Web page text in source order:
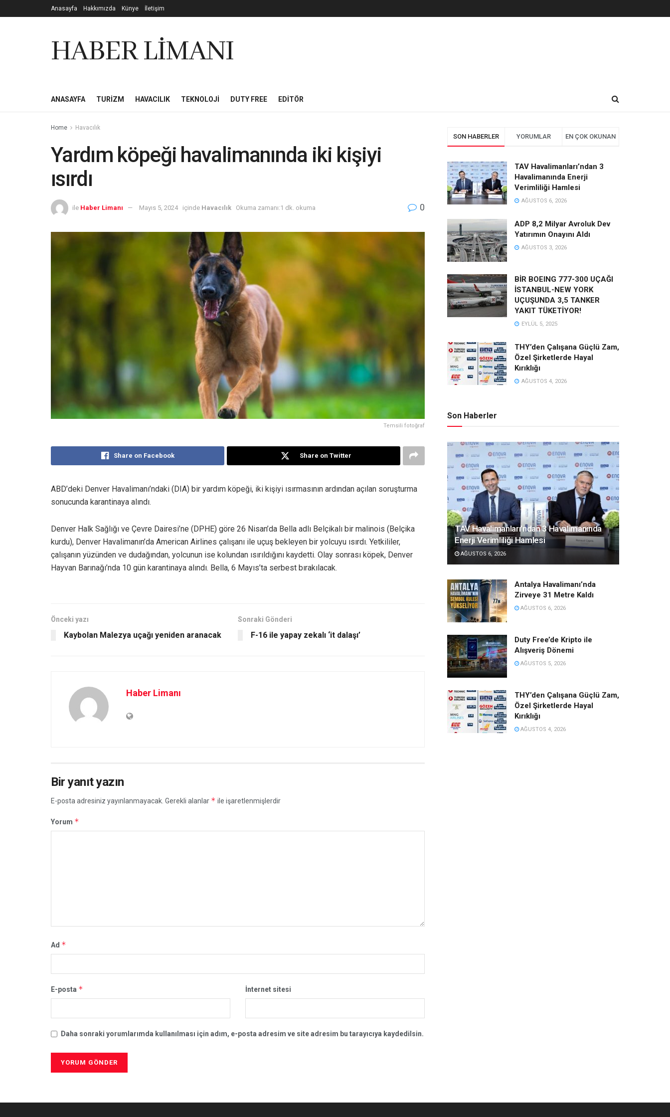
Anasayfa Hakkımızda Künye İletişim
HABER LİMANI
ANASAYFA TURIZM HAVACILIK TEKNOLOJI DUTY FREE EDITÖR
Home Havacılık
Yardım köpeği havalimanında iki kişiyi
ısırdı
ile Haber Limanı Mayıs 5, 2024 içinde Havacılık Okuma zamanı:1 dk. okuma 0
Temsili fotoğraf
Share on Facebook Share on Twitter
ABD’deki Denver Havalimanı’ndaki (DIA) bir yardım köpeği, iki kişiyi ısırmasının ardından açılan soruşturma
sonucunda karantinaya alındı.
Denver Halk Sağlığı ve Çevre Dairesi’ne (DPHE) göre 26 Nisan’da Bella adlı Belçikalı bir malinois (Belçika
kurdu), Denver Havalimanın’da American Airlines çalışanı ile uçuş bekleyen bir yolcuyu ısırdı. Yetkililer,
çalışanın yüzünden ve dudağından, yolcunun ise kolundan ısırıldığını kaydetti. Olay sonrası köpek, Denver
Hayvan Barınağı’nda 10 gün karantinaya alındı. Bella, 6 Mayıs’ta serbest bırakılacak.
Önceki yazı
Kaybolan Malezya uçağı yeniden aranacak
Sonraki Gönderi
F-16 ile yapay zekalı ‘it dalaşı’
Haber Limanı
Bir yanıt yazın
E-posta adresiniz yayınlanmayacak. Gerekli alanlar * ile işaretlenmişlerdir
Yorum *
Ad *
E-posta * İnternet sitesi
Daha sonraki yorumlarımda kullanılması için adım, e-posta adresim ve site adresim bu tarayıcıya kaydedilsin.
SON HABERLER YORUMLAR EN ÇOK OKUNAN
TAV Havalimanları’ndan 3
Havalimanında Enerji
Verimliliği Hamlesi
AĞUSTOS 6, 2026
ADP 8,2 Milyar Avroluk Dev
Yatırımın Onayını Aldı
AĞUSTOS 3, 2026
BİR BOEING 777-300 UÇAĞI
İSTANBUL-NEW YORK
UÇUŞUNDA 3,5 TANKER
YAKIT TÜKETİYOR!
EYLÜL 5, 2025
THY’den Çalışana Güçlü Zam,
Özel Şirketlerde Hayal
Kırıklığı
AĞUSTOS 4, 2026
Son Haberler
TAV Havalimanları’ndan 3 Havalimanında
Enerji Verimliliği Hamlesi
AĞUSTOS 6, 2026
Antalya Havalimanı’nda
Zirveye 31 Metre Kaldı
AĞUSTOS 6, 2026
Duty Free’de Kripto ile
Alışveriş Dönemi
AĞUSTOS 5, 2026
THY’den Çalışana Güçlü Zam,
Özel Şirketlerde Hayal
Kırıklığı
AĞUSTOS 4, 2026